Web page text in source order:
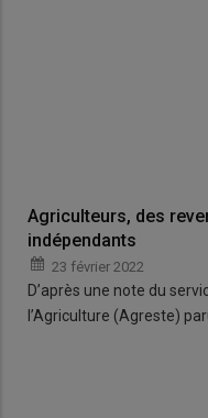
Agriculteurs, des
indépendants
23 février 2022
D’après une note du
l’Agriculture (Agreste)